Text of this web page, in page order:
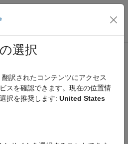
ナビゲーション メ
connected data source
選択
訳されたコンテンツにアクセス
スを確認できます。現在の位置情
択を推奨します: United States